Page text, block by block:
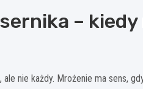
–
nie każdy. Mrożenie ma sens,